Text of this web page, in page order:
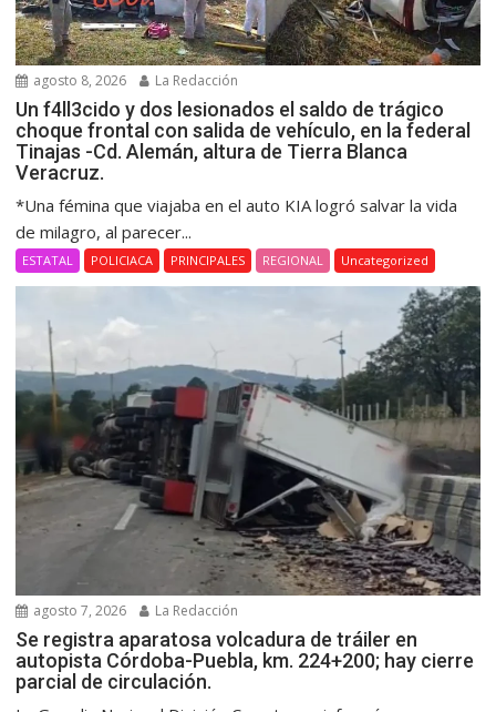
agosto 8, 2026 La Redacción
Un f4ll3cido y dos lesionados el saldo de trágico
choque frontal con salida de vehículo, en la federal
Tinajas -Cd. Alemán, altura de Tierra Blanca
Veracruz.
*Una fémina que viajaba en el auto KIA logró salvar la vida
de milagro, al parecer...
ESTATAL POLICIACA PRINCIPALES REGIONAL Uncategorized
agosto 7, 2026 La Redacción
Se registra aparatosa volcadura de tráiler en
autopista Córdoba-Puebla, km. 224+200; hay cierre
parcial de circulación.